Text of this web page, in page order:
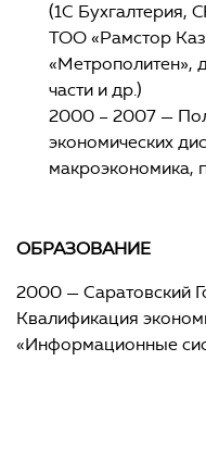
(1С Бухгалтерия,
ТОО «Рамстор
«Метрополитен»,
части и др.)
2000 – 2007 —
экономических
макроэкономика,
ОБРАЗОВАНИЕ
2000 — Саратовский
Квалификация
«Информационные